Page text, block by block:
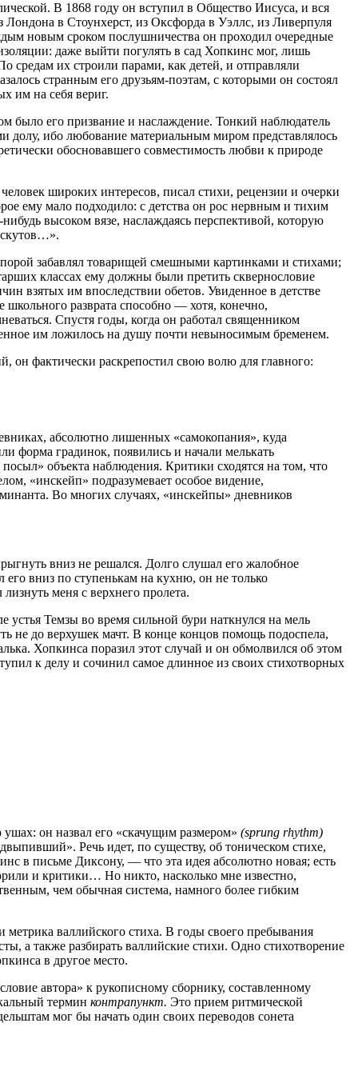
В 1868 году он вступил в Общество Иисуса, и вся
в Стоунхерст, из Оксфорда в Уэллс, из Ливерпуля
новым сроком послушничества он проходил очередные
даже выйти погулять в сад Хопкинс мог, лишь
средам их строили парами, как детей, и отправляли
странным его друзьям-поэтам, с которыми он состоял
им на себя вериг.
было его призвание и наслаждение. Тонкий наблюдатель
долу, ибо любование материальным миром представлялось
обосновавшего совместимость любви к природе
широких интересов, писал стихи, рецензии и очерки
ему мало подходило: с детства он рос нервным и тихим
высоком вязе, наслаждаясь перспективой, которую
забавлял товарищей смешными картинками и стихами;
классах ему должны были претить сквернословие
взятых им впоследствии обетов. Увиденное в детстве
разврата способно — хотя, конечно,
Спустя годы, когда он работал священником
им ложилось на душу почти невыносимым бременем.
он фактически раскрепостил свою волю для главного:
абсолютно лишенных «самокопания», куда
форма градинок, появились и начали мелькать
объекта наблюдения. Критики сходятся на том, что
«инскейп» подразумевает особое видение,
Во многих случаях, «инскейпы» дневников
вниз не решался. Долго слушал его жалобное
его вниз по ступенькам на кухню, он не только
меня с верхнего пролета.
Темзы во время сильной бури наткнулся на мель
не до верхушек мачт. В конце концов помощь подоспела,
Хопкинса поразил этот случай и он обмолвился об этом
к делу и сочинил самое длинное из своих стихотворных
он назвал его «скачущим размером» (sprung rhythm)
Речь идет, по существу, об тоническом стихе,
в письме Диксону, — что эта идея абсолютно новая; есть
и критики… Но никто, насколько мне известно,
чем обычная система, намного более гибким
валлийского стиха. В годы своего пребывания
а также разбирать валлийские стихи. Одно стихотворение
в другое место.
автора» к рукописному сборнику, составленному
термин контрапункт. Это прием ритмической
мог бы начать один своих переводов сонета